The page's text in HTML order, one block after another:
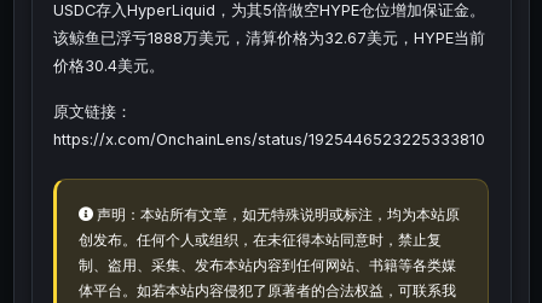
USDC存入HyperLiquid，为其5倍做空HYPE仓位增加保证金。
该鲸鱼已浮亏1888万美元，清算价格为32.67美元，HYPE当前
价格30.4美元。
原文链接：
https://x.com/OnchainLens/status/1925446523225333810
声明：本站所有文章，如无特殊说明或标注，均为本站原
创发布。任何个人或组织，在未征得本站同意时，禁止复
制、盗用、采集、发布本站内容到任何网站、书籍等各类媒
体平台。如若本站内容侵犯了原著者的合法权益，可联系我